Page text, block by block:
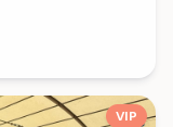
VIP